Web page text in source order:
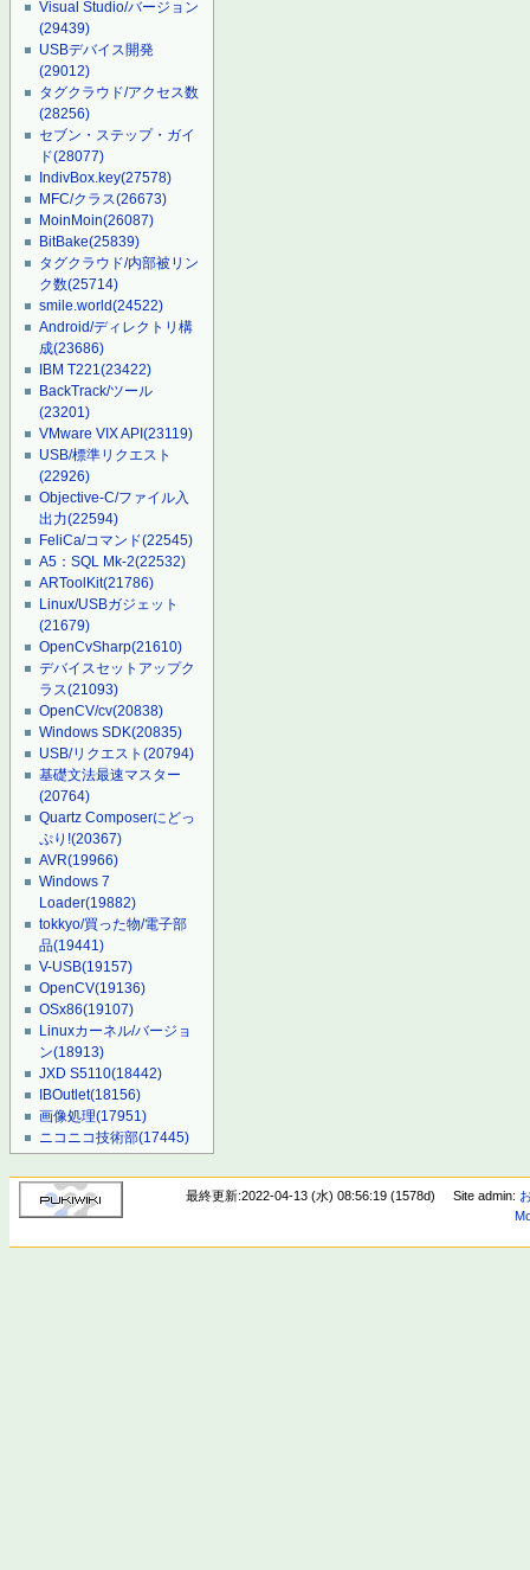
Visual Studio/バージョン
(29439)
USBデバイス開発
(29012)
タグクラウド/アクセス数
(28256)
セブン・ステップ・ガイ
ド(28077)
IndivBox.key(27578)
MFC/クラス(26673)
MoinMoin(26087)
BitBake(25839)
タグクラウド/内部被リン
ク数(25714)
smile.world(24522)
Android/ディレクトリ構
成(23686)
IBM T221(23422)
BackTrack/ツール
(23201)
VMware VIX API(23119)
USB/標準リクエスト
(22926)
Objective-C/ファイル入
出力(22594)
FeliCa/コマンド(22545)
A5：SQL Mk-2(22532)
ARToolKit(21786)
Linux/USBガジェット
(21679)
OpenCvSharp(21610)
デバイスセットアップク
ラス(21093)
OpenCV/cv(20838)
Windows SDK(20835)
USB/リクエスト(20794)
基礎文法最速マスター
(20764)
Quartz Composerにどっ
ぷり!(20367)
AVR(19966)
Windows 7
Loader(19882)
tokkyo/買った物/電子部
品(19441)
V-USB(19157)
OpenCV(19136)
OSx86(19107)
Linuxカーネル/バージョ
ン(18913)
JXD S5110(18442)
IBOutlet(18156)
画像処理(17951)
ニコニコ技術部(17445)
最終更新:2022-04-13 (水) 08:56:19 (1578d) Site admin: